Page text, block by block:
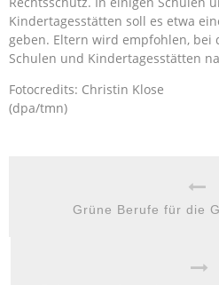
Kindertagesstätten soll es etwa
geben. Eltern wird empfohlen, bei
Schulen und Kindertagesstätten
Fotocredits: Christin Klose
(dpa/tmn)
Grüne Berufe für die